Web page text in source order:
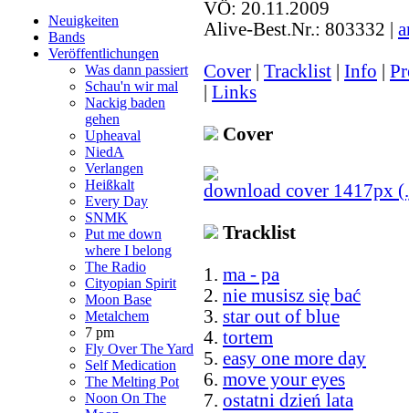
Neuigkeiten
Bands
Veröffentlichungen
Was dann passiert
Schau'n wir mal
Nackig baden
gehen
Upheaval
NiedA
Verlangen
Heißkalt
Every Day
SNMK
Put me down
where I belong
The Radio
Cityopian Spirit
Moon Base
Metalchem
7 pm
Fly Over The Yard
Self Medication
The Melting Pot
Noon On The
VÖ: 20.11.2009
Alive-Best.Nr.: 803332
Cover Tracklist Info
Links
Cover
download cover 1417px
Tracklist
1. ma - pa
2. nie musisz się bać
3. star out of blue
4. tortem
5. easy one more day
6. move your eyes
7. ostatni dzień lata